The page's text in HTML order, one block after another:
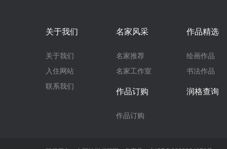
关于我们
关于我们
入住网站
联系我们
名家风采
名家推荐
名家工作室
作品精选
绘画作品
书法作品
作品订购
作品订购
润格查询